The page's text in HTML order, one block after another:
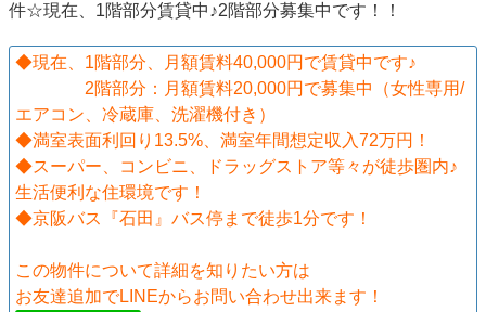
件☆現在、1階部分賃貸中♪2階部分募集中です！！
◆現在、1階部分、月額賃料40,000円で賃貸中です♪
2階部分：月額賃料20,000円で募集中（女性専用/
エアコン、冷蔵庫、洗濯機付き）
◆満室表面利回り13.5%、満室年間想定収入72万円！
◆スーパー、コンビニ、ドラッグストア等々が徒歩圏内♪
生活便利な住環境です！
◆京阪バス『石田』バス停まで徒歩1分です！
この物件について詳細を知りたい方は
お友達追加でLINEからお問い合わせ出来ます！